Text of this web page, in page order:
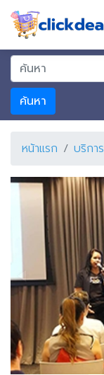
ค้นหา
หน้าแรก บริการ